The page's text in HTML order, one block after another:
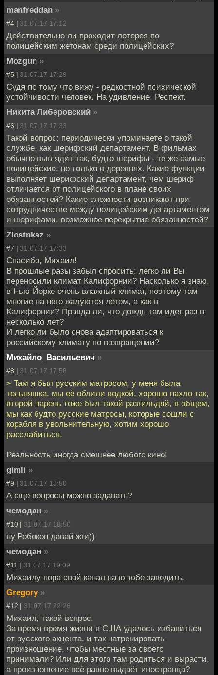
manfreddan »
#4 | 31.07.17 17:12
Действительно ли проходит лотерея по
полицейским жетонам среди полицейских?
Mozgun »
#5 | 31.07.17 17:29
Судя по тому что вижу - редкостной психической
устойчивости человек. На удивление. Респект.
Никита Либеровский »
#6 | 31.07.17 17:33
Такой вопрос: периодически упоминаете о такой
службе, как шерифский департамент. В фильмах
обычно выглядит так, будто шерифы - те же самые
полицейские, но только в деревнях. Какие функции
выполняет шерифский департамент, чем шериф
отличается от полицейского в плане своих
обязанностей? Какие сложности возникают при
сотрудничестве между полицейским департаментом
и шерифами, возможное перекрытие обязанностей?
Zlostnkaz »
#7 | 31.07.17 17:33
Спасибо, Михаил!
В прошлые разы забыл спросить: легко ли Вы
переносили климат Калифорнии? Насколько я знаю,
в Нью-Йорке очень влажный климат, поэтому там
многие на него жалуются летом, а как в
Калифорнии? Правда ли, что дождь там идет раз в
несколько лет?
И легко ли было снова адаптироваться к
российскому климату по возвращении?
Михайло_Васильевич »
#8 | 31.07.17 17:58
> Там я был русским матросом, у меня была
тельняшка, мы её облили водкой, хорошо пахло так,
второй парень тоже был такой разгильдяй, в общем,
мы как будто русские матросы, которые сошли с
корабля в увольнительную, хотим хорошо
расслабиться.
Реальность иногда смешнее любого кино!
gimli »
#9 | 31.07.17 18:50
А еще вопросы можно задавать?
чемодан »
#10 | 31.07.17 18:50
ну Робокоп давай жги))
чемодан »
#11 | 31.07.17 19:09
Михаилу пора свой канал на ютюбе заводить.
Gregory »
#12 | 31.07.17 22:26
Михаил, такой вопрос.
За время время жизни в США удалось избавиться
от русского акцента, и так натренировать
произношение, чтобы местные за своего
принимали? Или для этого там родиться и вырасти,
а произношение всё равно выдаёт иностранца?